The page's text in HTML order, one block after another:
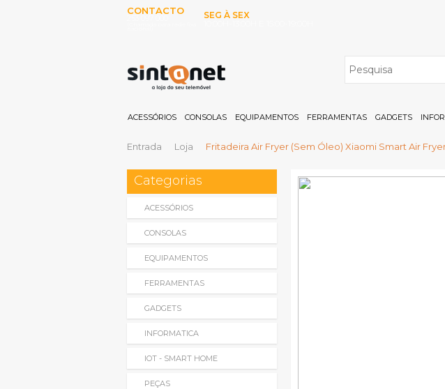
CONTACTO
SEG À SEX
ACESSÓRIOS CONSOLAS EQUIPAMENTOS FERRAMENTAS GADGETS
Entrada Loja Fritadeira Air Fryer (Sem Óleo) Xiaomi Smart Air
Categorias
ACESSÓRIOS
CONSOLAS
EQUIPAMENTOS
FERRAMENTAS
GADGETS
INFORMATICA
IOT - SMART HOME
PEÇAS